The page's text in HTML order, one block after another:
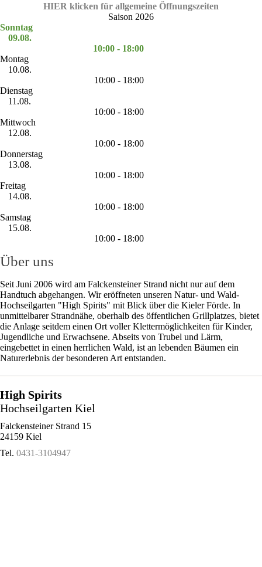
HIER klicken für allgemeine Öffnungszeiten
Saison 2026
Sonntag
09.08.
10:00 - 18:00
Montag
10.08.
10:00 - 18:00
Dienstag
11.08.
10:00 - 18:00
Mittwoch
12.08.
10:00 - 18:00
Donnerstag
13.08.
10:00 - 18:00
Freitag
14.08.
10:00 - 18:00
Samstag
15.08.
10:00 - 18:00
Über uns
Seit Juni 2006 wird am Falckensteiner Strand nicht nur auf dem
Handtuch abgehangen. Wir eröffneten unseren Natur- und Wald-
Hochseilgarten "High Spirits" mit Blick über die Kieler Förde. In
unmittelbarer Strandnähe, oberhalb des öffentlichen Grillplatzes, bietet
die Anlage seitdem einen Ort voller Klettermöglichkeiten für Kinder,
Jugendliche und Erwachsene. Abseits von Trubel und Lärm,
eingebettet in einen herrlichen Wald, ist an lebenden Bäumen ein
Naturerlebnis der besonderen Art entstanden.
High Spirits
Hochseilgarten Kiel
Falckensteiner Strand 15
24159 Kiel
Tel. 0431-3104947